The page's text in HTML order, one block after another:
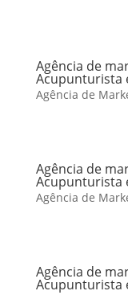
Agência de
Acupunturista
Agência de
Agência de
Acupunturista
Agência de
Agência de
Acupunturista